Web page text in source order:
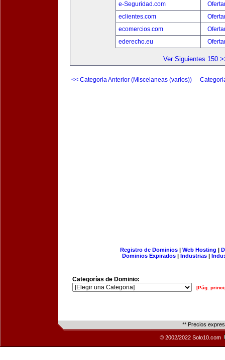
e-Seguridad.com
eclientes.com
ecomercios.com
ederecho.eu
Ver Siguientes 150
<< Categoria Anterior (Miscelaneas (varios))
Registro de Dominios| Web Hosting |
Dominios Expirados | Industrias |
Categorías de Dominio:
[Pág.
** Precios
© 2002/2022 Solo10.com